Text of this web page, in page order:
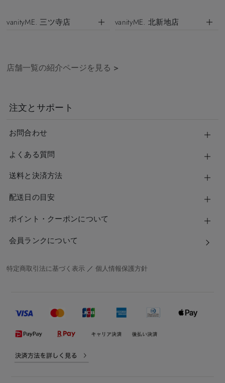
vanityME. 三ツ寺店 vanityME. 北新地店
店舗一覧の紹介ページを見る >
注文とサポート
お問合わせ
よくある質問
送料と決済方法
配送日の目安
ポイント・クーポンについて
会員ランクについて
特定商取引法に基づく表示 ／個人情報保護方針